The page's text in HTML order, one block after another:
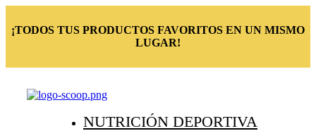
¡TODOS TUS PRODUCTOS FAVORITOS EN UN MISMO
LUGAR!
NUTRICIÓN DEPORTIVA